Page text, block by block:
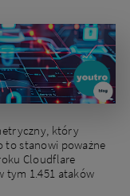
który
to stanowi poważne
Cloudflare
tym 1.451 ataków